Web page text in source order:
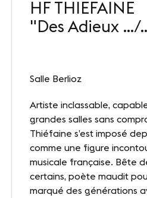
NOUS CHOISIR
Nos sites
Nos références
Le Club
Nos Partenaires et
Notre démarche
HF THIEFAINE
"Des Adieux .../
Salle Berlioz
Artiste inclassable,
grandes salles sans
Thiéfaine s’est imposé
comme une figure
musicale française. Bête
certains, poète maudit
marqué des générations